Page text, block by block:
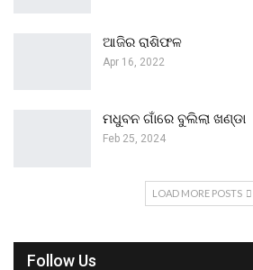
ଆଜିର ରାଶିଫଳ
Apr 16, 2022
ମଧୁବନ ଗାଁରେ ବୁଲିଲା ଖଣ୍ଡା
Feb 25, 2024
LOAD MORE POSTS
Follow Us